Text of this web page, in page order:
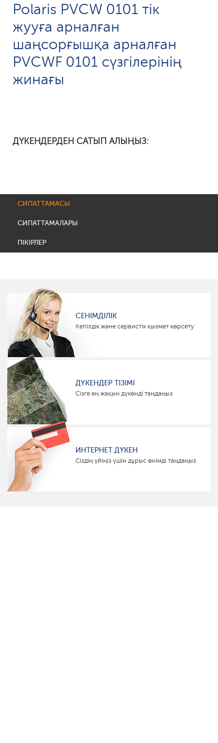
Polaris PVCW 0101 тік
жууға арналған
шаңсорғышқа арналған
PVCWF 0101 сүзгілерінің
жинағы
ДҮКЕНДЕРДЕН САТЫП АЛЫҢЫЗ:
СИПАТТАМАСЫ
СИПАТТАМАЛАРЫ
ПІКІРЛЕР
СЕНІМДІЛІК
Кепілдік және сервистік қызмет көрсету
ДҮКЕНДЕР ТІЗІМІ
Сізге ең жақын дүкенді таңдаңыз
ИНТЕРНЕТ ДҮКЕН
Сіздің үйіңіз үшін дұрыс өнімді таңдаңыз